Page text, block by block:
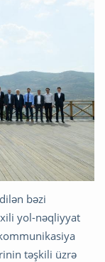
bəzi
yol-nəqliyyat
təşkili üzrə